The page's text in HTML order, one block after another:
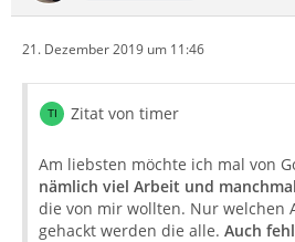
21. Dezember 2019 um 11:46
Zitat von timer
Am liebsten möchte ich mal von
nämlich viel Arbeit und
die von mir wollten. Nur welchen
gehackt werden die alle. Auch